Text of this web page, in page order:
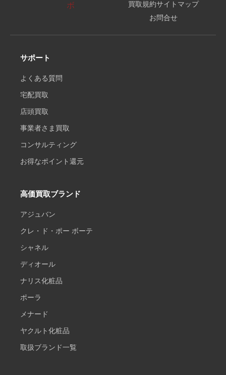
買取規約サイトマップ
お問合せ
サポート
よくある質問
宅配買取
店頭買取
事業者さま買取
コンサルティング
お得なポイント還元
高価買取ブランド
アジュバン
クレ・ド・ポー ボーテ
シャネル
ディオール
ナリス化粧品
ポーラ
メナード
ヤクルト化粧品
取扱ブランド一覧